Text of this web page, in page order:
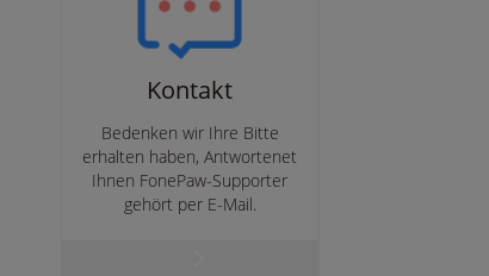
Kontakt
Bedenken wir Ihre Bitte
erhalten haben, Antwortenet
Ihnen FonePaw-Supporter
gehört per E-Mail.